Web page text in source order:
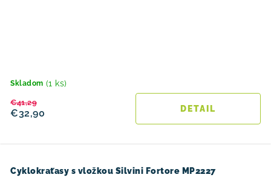
Skladom (1 ks)
€32,90
€41,29
DETAIL
Cyklokraťasy s vložkou Silvini Fortore MP2227